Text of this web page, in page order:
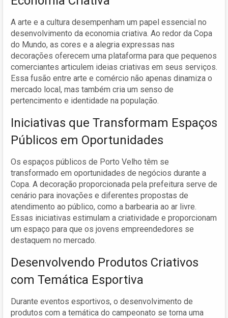
A arte e a cultura desempenham um papel essencial no
desenvolvimento da economia criativa. Ao redor da Copa
do Mundo, as cores e a alegria expressas nas
decorações oferecem uma plataforma para que pequenos
comerciantes articulem ideias criativas em seus serviços.
Essa fusão entre arte e comércio não apenas dinamiza o
mercado local, mas também cria um senso de
pertencimento e identidade na população.
Iniciativas que Transformam Espaços
Públicos em Oportunidades
Os espaços públicos de Porto Velho têm se
transformado em oportunidades de negócios durante a
Copa. A decoração proporcionada pela prefeitura serve de
cenário para inovações e diferentes propostas de
atendimento ao público, como a barbearia ao ar livre.
Essas iniciativas estimulam a criatividade e proporcionam
um espaço para que os jovens empreendedores se
destaquem no mercado.
Desenvolvendo Produtos Criativos
com Temática Esportiva
Durante eventos esportivos, o desenvolvimento de
produtos com a temática do campeonato se torna uma